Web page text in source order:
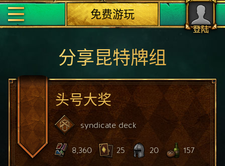
登陆
免费游玩
分享昆特牌组
头号大奖
syndicate deck
8,360 25 20 157